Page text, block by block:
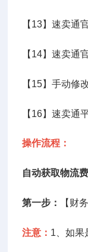
【13】速卖通
【14】速卖通
【15】手动修
【16】速卖通
操作流程：
自动获取物流
第一步： 【财
注意： 1、如果